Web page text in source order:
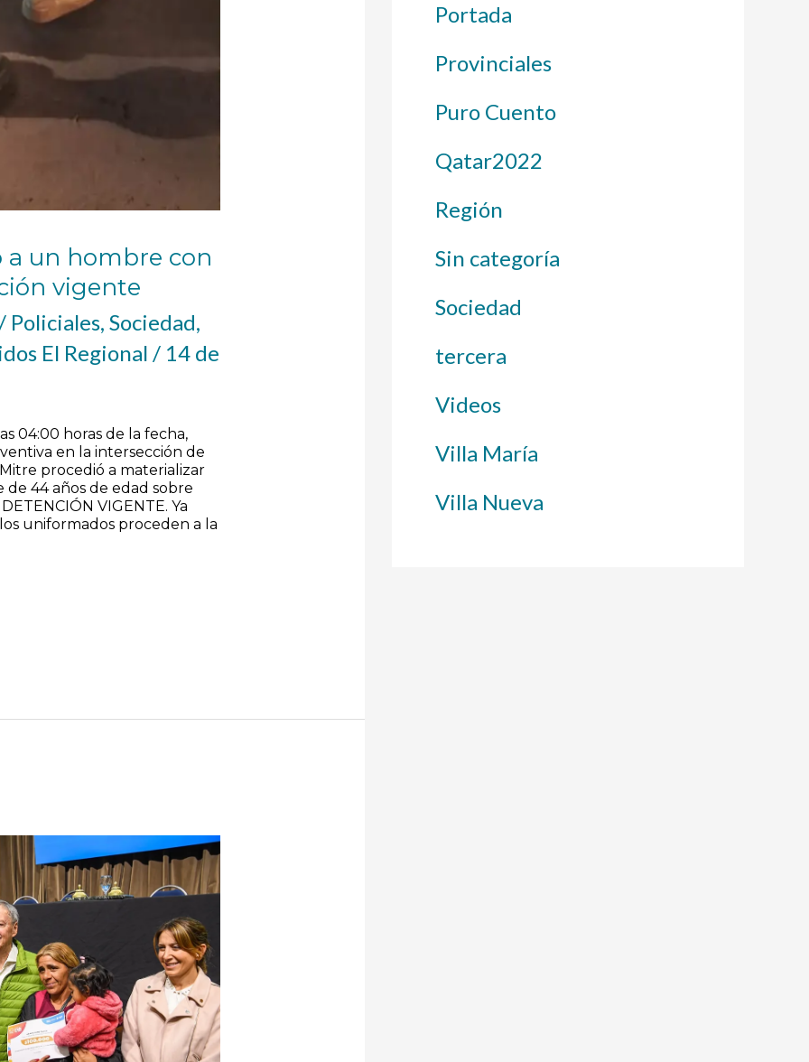
a un hombre con
vigente
/ Policiales,Sociedad,
El Regional / 14 de
04:00 horas de la fecha,
en la intersección de
procedió a materializar
44 años de edad sobre
VIGENTE. Ya
uniformados proceden a la
Portada
Provinciales
Puro Cuento
Qatar2022
Región
Sin categoría
Sociedad
tercera
Videos
Villa María
Villa Nueva